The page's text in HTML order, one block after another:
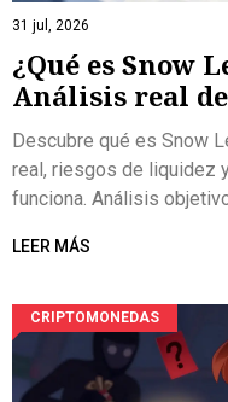
31 jul, 2026
¿Qué es Snow
Análisis real
sus riesgos
Descubre qué es Snow
real, riesgos de liquidez
funciona. Análisis
LEER MÁS
CRIPTOMONEDAS